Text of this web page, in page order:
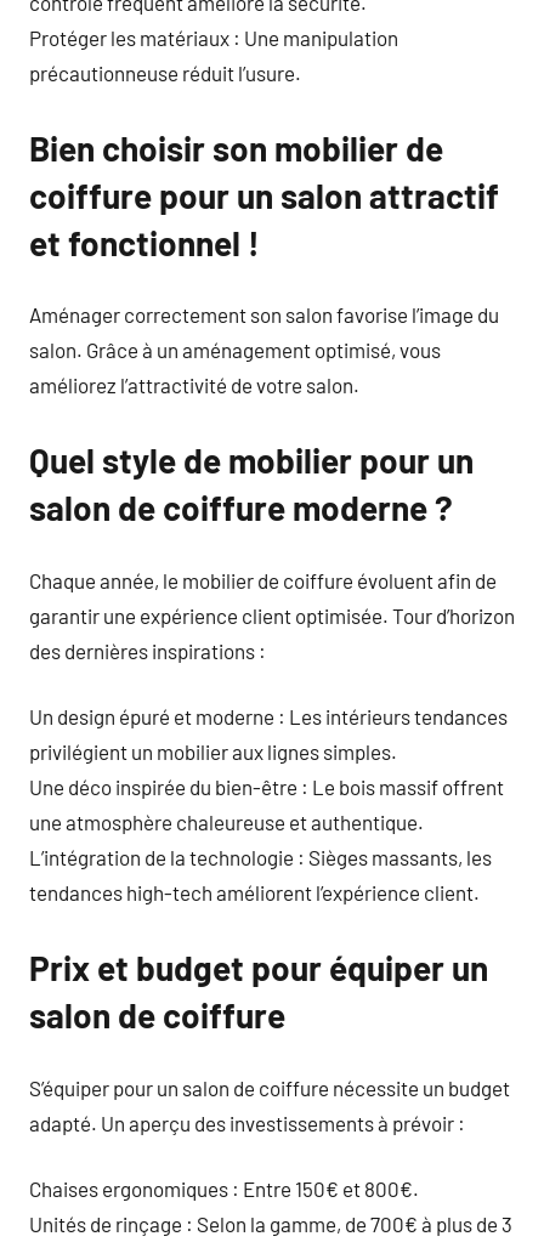
Protéger les matériaux : Une manipulation
précautionneuse réduit l’usure.
Bien choisir son mobilier de
coiffure pour un salon attractif
et fonctionnel !
Aménager correctement son salon favorise l’image du
salon. Grâce à un aménagement optimisé, vous
améliorez l’attractivité de votre salon.
Quel style de mobilier pour un
salon de coiffure moderne ?
Chaque année, le mobilier de coiffure évoluent afin de
garantir une expérience client optimisée. Tour d’horizon
des dernières inspirations :
Un design épuré et moderne : Les intérieurs tendances
privilégient un mobilier aux lignes simples.
Une déco inspirée du bien-être : Le bois massif offrent
une atmosphère chaleureuse et authentique.
L’intégration de la technologie : Sièges massants, les
tendances high-tech améliorent l’expérience client.
Prix et budget pour équiper un
salon de coiffure
S’équiper pour un salon de coiffure nécessite un budget
adapté. Un aperçu des investissements à prévoir :
Chaises ergonomiques : Entre 150€ et 800€.
Unités de rinçage : Selon la gamme, de 700€ à plus de 3